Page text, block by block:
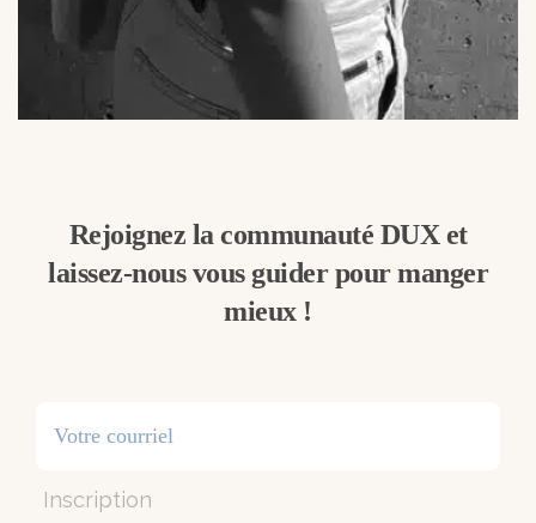
Rejoignez la communauté DUX et
laissez-nous vous guider pour manger
mieux !
Inscription